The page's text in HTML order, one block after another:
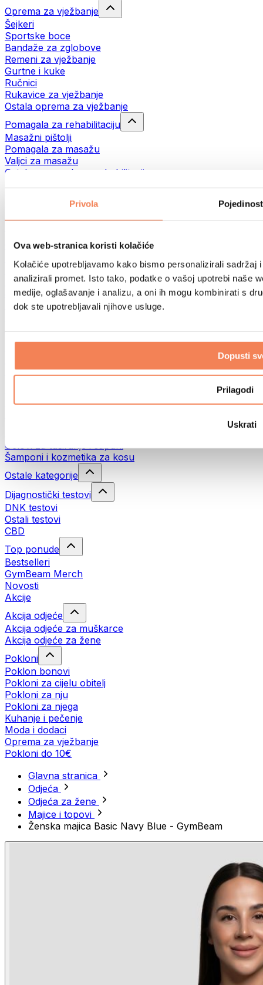
Privola
Ova web-stranica koristi kolačiće
Kolačiće upotrebljavamo kako bismo personalizirali sadržaj
analizirali promet. Isto tako, podatke o vašoj upotrebi naše
medije, oglašavanje i analizu, a oni ih mogu kombinirati s
dok ste upotrebljavali njihove usluge.
Dopusti
Prilagodi
Uskrati
Oprema za vježbanje
Šejkeri
Sportske boce
Bandaže za zglobove
Remeni za vježbanje
Gurtne i kuke
Ručnici
Rukavice za vježbanje
Ostala oprema za vježbanje
Pomagala za rehabilitaciju
Masažni pištolji
Pomagala za masažu
Valjci za masažu
Ostala pomagala za rehabilitaciju
Torbe i ruksaci
Torbe za hranu i dodaci
Oprema prema aktivnosti
Trčanje
Borilački sportovi
Biciklizam
Joga i pilates
Terapija hladnom vodom
Planinarenje
Filteri i vrčevi za vodu
Deterdženti za rublje
Gelovi za tuširanje i sapuni
Šamponi i kozmetika za kosu
Ostale kategorije
Dijagnostički testovi
DNK testovi
Ostali testovi
CBD
Top ponude
Bestselleri
GymBeam Merch
Novosti
Akcije
Akcija odjeće
Akcija odjeće za muškarce
Akcija odjeće za žene
Pokloni
Poklon bonovi
Pokloni za cijelu obitelj
Pokloni za nju
Pokloni za njega
Kuhanje i pečenje
Moda i dodaci
Oprema za vježbanje
Pokloni do 10€
Glavna stranica
Odjeća
Odjeća za žene
Majice i topovi
Ženska majica Basic Navy Blue - GymBeam